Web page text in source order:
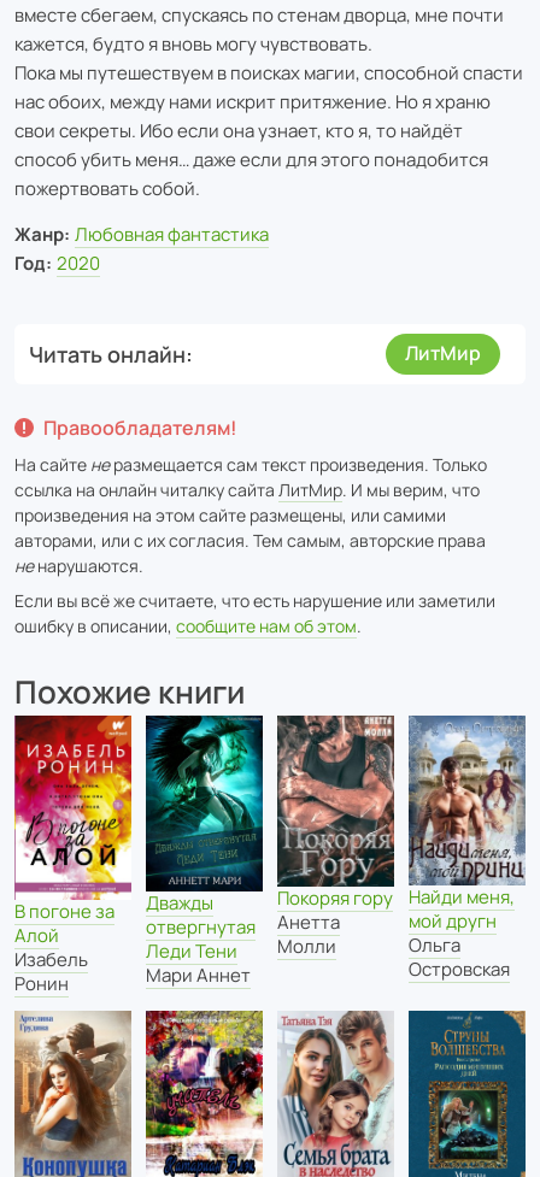
вместе сбегаем, спускаясь по стенам дворца, мне почти
кажется, будто я вновь могу чувствовать.
Пока мы путешествуем в поисках магии, способной спасти
нас обоих, между нами искрит притяжение. Но я храню
свои секреты. Ибо если она узнает, кто я, то найдёт
способ убить меня… даже если для этого понадобится
пожертвовать собой.
Жанр: Любовная фантастика
Год: 2020
Читать онлайн ЛитМир
Правообладателям!
На сайте неразмещается сам текст произведения. Только
ссылка на онлайн читалку сайта ЛитМир. И мы верим, что
произведения на этом сайте размещены, или самими
авторами, или с их согласия. Тем самым, авторские права
ненарушаются.
Если вы всё же считаете, что есть нарушение или заметили
ошибку в описании, сообщите нам об этом.
Похожие книги
В погоне за
Алой
Изабель
Ронин
Дважды
отвергнутая
Леди Тени
Мари Аннет
Покоряя гору
Анетта
Молли
Найди меня,
мой другн
Ольга
Островская